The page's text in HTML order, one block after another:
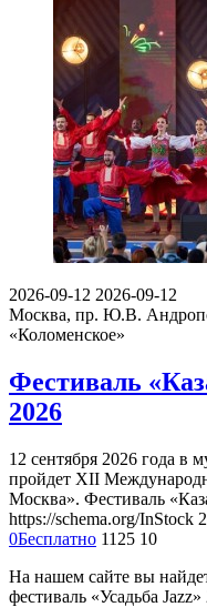
2026-09-12 2026-09-12
Москва, пр. Ю.В.
«Коломенское»
Фестиваль
2026
12 сентября 2026 года в
пройдет XII
Москва». Фестиваль
https://schema.org/InStock
0Бесплатно 1125 10
На нашем сайте вы
фестиваль «Усадьба Jazz»